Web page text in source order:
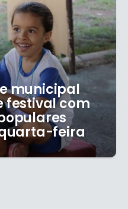
municipal
festival com
feira